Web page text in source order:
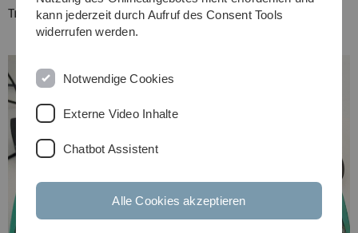
Transformators.
kann jederzeit durch Aufruf des Consent Tools
widerrufen werden.
Notwendige Cookies
Externe Video Inhalte
Chatbot Assistent
Alle Cookies akzeptieren